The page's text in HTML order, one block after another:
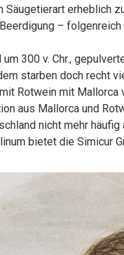
erheblich
–
300 v. Chr.,
starben doch recht
Rotwein mit
aus Mallorca und
nicht mehr
bietet die Simicur